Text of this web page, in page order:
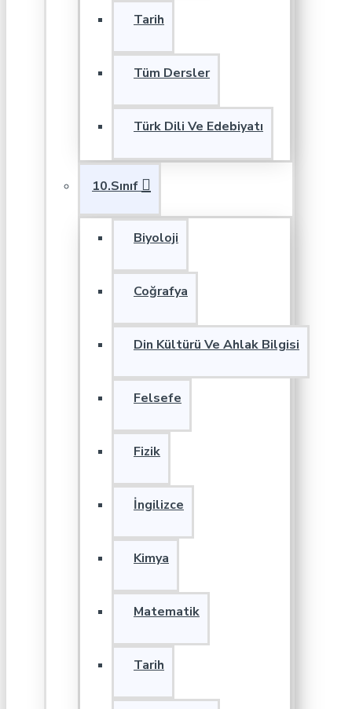
Tarih
Tüm Dersler
Türk Dili Ve Edebiyatı
10.Sınıf
Biyoloji
Coğrafya
Din Kültürü Ve Ahlak Bilgisi
Felsefe
Fizik
İngilizce
Kimya
Matematik
Tarih